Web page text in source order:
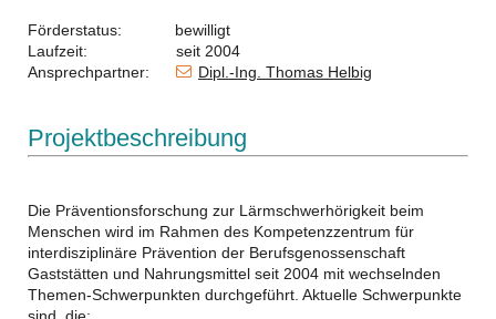
Förderstatus: bewilligt
Laufzeit: seit 2004
Ansprechpartner:
Dipl.-Ing. Thomas Helbig
Projektbeschreibung
Die Präventionsforschung zur Lärmschwerhörigkeit beim
Menschen wird im Rahmen des Kompetenzzentrum für
interdisziplinäre Prävention der Berufsgenossenschaft
Gaststätten und Nahrungsmittel seit 2004 mit wechselnden
Themen-Schwerpunkten durchgeführt. Aktuelle Schwerpunkte